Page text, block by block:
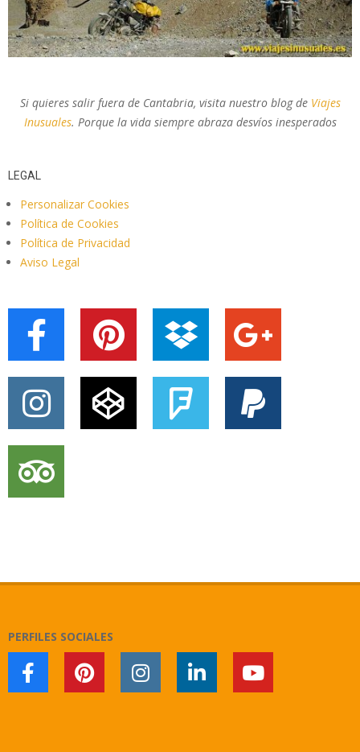
Si quieres salir fuera de Cantabria, visita nuestro blog de Viajes
Inusuales. Porque la vida siempre abraza desvíos inesperados
LEGAL
Personalizar Cookies
Política de Cookies
Política de Privacidad
Aviso Legal
PERFILES SOCIALES